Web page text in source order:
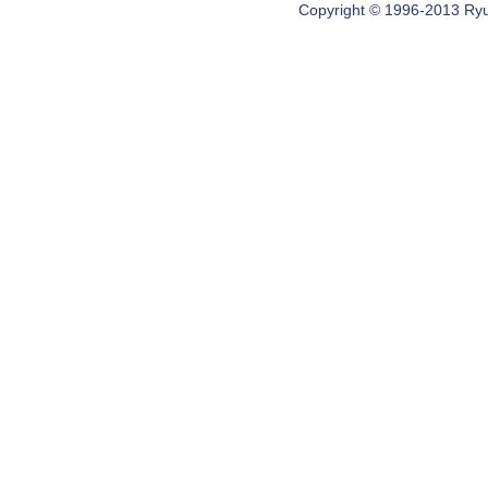
Copyright © 1996-2013